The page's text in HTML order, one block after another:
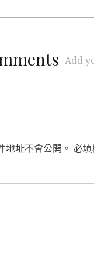
Add
地址不會公開。 必